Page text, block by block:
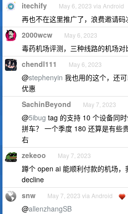
itechify May 6, 2023 via Android
再也不在这里推广了，浪费邀请码
2000wcw May 6, 2023
毒药机场评测，三种线路的机场
chendl111 May 6, 2023
@stephenyin 我也用的这个，还
优惠
SachinBeyond May 7, 2023
@5ibug tag 的支持 10 个设备同
拼车？ 一个季度 180 还算是有些
右
zekeoo May 7, 2023
蹲个 open ai 能顺利付款的机场
decline
snw May 7, 2023 via Android
@allenzhangSB